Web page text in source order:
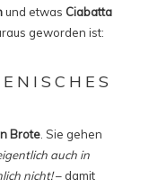
und etwas Ciabatta
geworden ist:
Brote . Sie gehen
auch in
nicht!– damit